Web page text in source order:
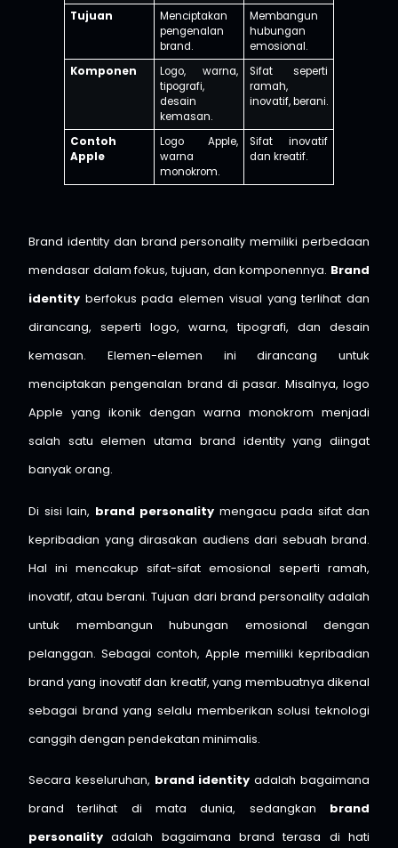
Tujuan
Menciptakan
pengenalan
brand.
Membangun
hubungan
emosional.
Komponen
Logo, warna,
tipografi,
desain
kemasan.
Sifat seperti
ramah,
inovatif, berani.
Contoh
Apple
Logo Apple,
warna
monokrom.
Sifat inovatif
dan kreatif.
Brand identity dan brand personality memiliki perbedaan
mendasar dalam fokus, tujuan, dan komponennya. Brand
identity berfokus pada elemen visual yang terlihat dan
dirancang, seperti logo, warna, tipografi, dan desain
kemasan. Elemen-elemen ini dirancang untuk
menciptakan pengenalan brand di pasar. Misalnya, logo
Apple yang ikonik dengan warna monokrom menjadi
salah satu elemen utama brand identity yang diingat
banyak orang.
Di sisi lain, brand personality mengacu pada sifat dan
kepribadian yang dirasakan audiens dari sebuah brand.
Hal ini mencakup sifat-sifat emosional seperti ramah,
inovatif, atau berani. Tujuan dari brand personality adalah
untuk membangun hubungan emosional dengan
pelanggan. Sebagai contoh, Apple memiliki kepribadian
brand yang inovatif dan kreatif, yang membuatnya dikenal
sebagai brand yang selalu memberikan solusi teknologi
canggih dengan pendekatan minimalis.
Secara keseluruhan, brand identity adalah bagaimana
brand terlihat di mata dunia, sedangkan brand
personality adalah bagaimana brand terasa di hati